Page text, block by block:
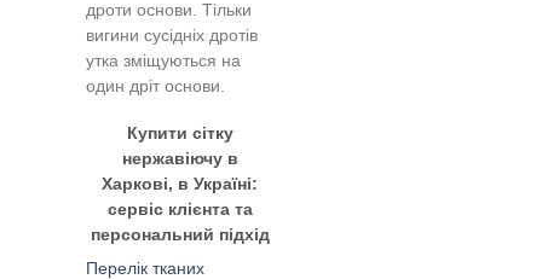
дроти основи. Тільки
вигини сусідніх дротів
утка зміщуються на
один дріт основи.
Купити сітку
нержавіючу в
Харкові, в Україні:
сервіс клієнта та
персональний підхід
Перелік тканих